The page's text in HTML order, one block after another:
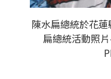
陳水扁總統於花
扁總統活動照